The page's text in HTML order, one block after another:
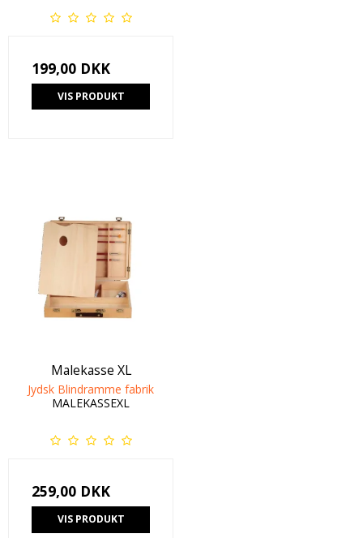
199,00 DKK
VIS PRODUKT
Malekasse XL
Jydsk Blindramme fabrik
MALEKASSEXL
259,00 DKK
VIS PRODUKT